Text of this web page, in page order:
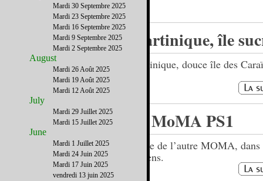
Martinique, île
Martinique, douce île des
Le MoMA PS1
Visite de l’autre MOMA,
Queens.
Mardi 30 Septembre 2025
Mardi 23 Septembre 2025
Mardi 16 Septembre 2025
Mardi 9 Septembre 2025
Mardi 2 Septembre 2025
August
Mardi 26 Août 2025
Mardi 19 Août 2025
Mardi 12 Août 2025
July
Mardi 29 Juillet 2025
Mardi 15 Juillet 2025
June
Mardi 1 Juillet 2025
Mardi 24 Juin 2025
Mardi 17 Juin 2025
vendredi 13 juin 2025